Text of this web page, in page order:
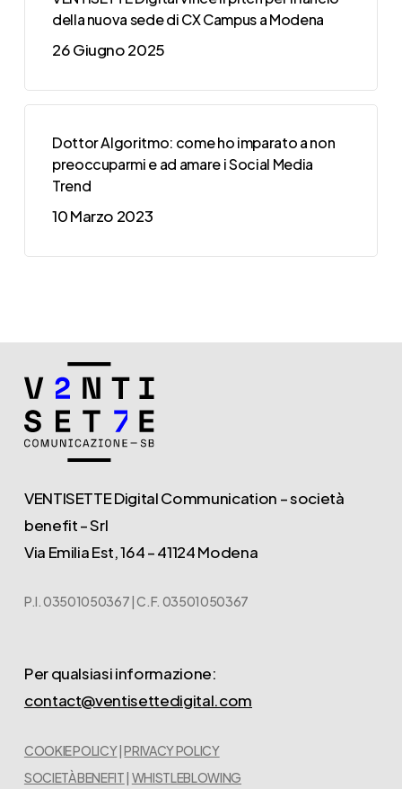
della nuova sede di CX Campus a Modena
26 Giugno 2025
Dottor Algoritmo: come ho imparato a non
preoccuparmi e ad amare i Social Media
Trend
10 Marzo 2023
VENTISETTE Digital Communication – società
benefit – Srl
Via Emilia Est, 164 – 41124 Modena
P.I. 03501050367 | C.F. 03501050367
Per qualsiasi informazione:
contact@ventisettedigital.com
COOKIE POLICY|PRIVACY POLICY
SOCIETÀ BENEFIT| WHISTLEBLOWING